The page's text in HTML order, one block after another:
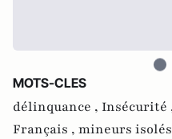
MOTS-CLES
délinquance , Insécurité
Français , mineurs